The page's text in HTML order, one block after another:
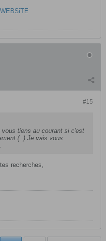
#15
tiens au courant si c'est
Je vais vous
recherches,